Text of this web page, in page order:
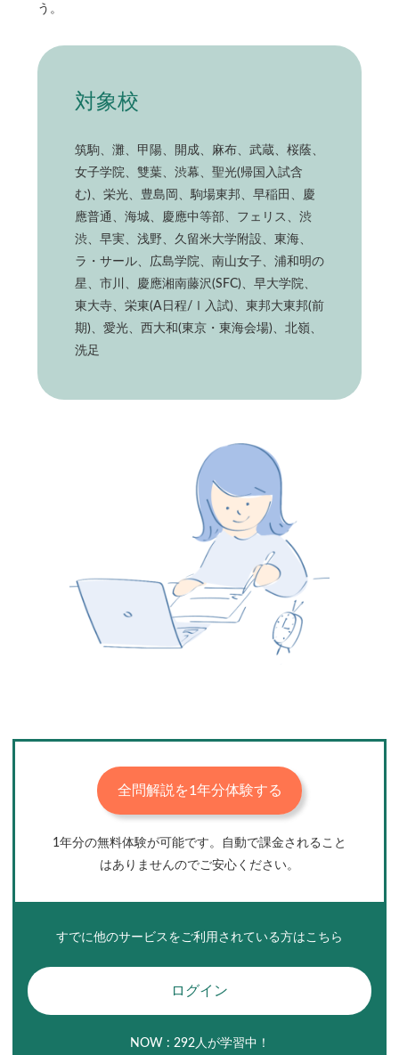
う。
対象校
筑駒、灘、甲陽、開成、麻布、武蔵、桜蔭、
女子学院、雙葉、渋幕、聖光(帰国入試含
む)、栄光、豊島岡、駒場東邦、早稲田、慶
應普通、海城、慶應中等部、フェリス、渋
渋、早実、浅野、久留米大学附設、東海、
ラ・サール、広島学院、南山女子、浦和明の
星、市川、慶應湘南藤沢(SFC)、早大学院、
東大寺、栄東(A日程/Ⅰ入試)、東邦大東邦(前
期)、愛光、西大和(東京・東海会場)、北嶺、
洗足
全問解説を1年分体験する
1年分の無料体験が可能です。自動で課金されること
はありませんのでご安心ください。
すでに他のサービスをご利用されている方はこちら
ログイン
NOW : 292人が学習中！